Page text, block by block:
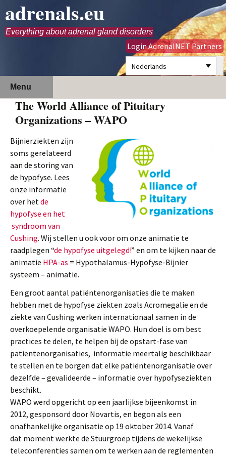
adrenals.eu
Everything about adrenal gland disorders
Login AdrenalNET Partners
Nederlands
Menu
de
inhoud
The World Alliance of Pituitary
Organizations – WAPO
Bijnierziekten zijn
soms gerelateerd
aan de storing van
de hypofyse. Lees
onze informatie
over hetde
hypofyse en het
syndroom van
Cushing. Wij stellen u ook voor om onze animatie te
raadplegen “de hypofyse uitgelegd!” en om te kijken naar de
animatie HPA-as = Hypothalamus-Hypofyse-Bijnier
systeem – animatie.
Een groot aantal patiëntenorganisaties die te maken
hebben met de hypofyse ziekten zoals Acromegalie en de
ziekte van Cushing werken internationaal samen in de
overkoepelende organisatie WAPO. Hun doel is om best
practices te delen, te helpen bij de opstart-fase van
patiëntenorganisaties, informatie meertalig beschikbaar
te stellen en te borgen dat elke patiëntenorganisatie over
dezelfde – gevalideerde – informatie over hypofyseziekten
beschikt.
WAPO werd opgericht op een jaarlijkse bijeenkomst in
2012, gesponsord door Novartis, en begon als een
onafhankelijke organisatie op 19 oktober 2014. Vanaf
dat moment werkte de Stuurgroep tijdens de wekelijkse
teleconferenties samen om te werken aan de reglementen